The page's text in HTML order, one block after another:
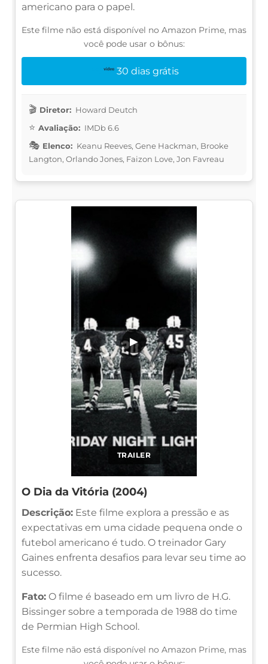
americano para o papel.
Este filme não está disponível no Amazon Prime, mas
você pode usar o bônus:
30 dias grátis
Diretor: Howard Deutch
Avaliação: IMDb 6.6
Elenco: Keanu Reeves, Gene Hackman, Brooke
Langton, Orlando Jones, Faizon Love, Jon Favreau
TRAILER
▶
O Dia da Vitória (2004)
Descrição: Este filme explora a pressão e as
expectativas em uma cidade pequena onde o
futebol americano é tudo. O treinador Gary
Gaines enfrenta desafios para levar seu time ao
sucesso.
Fato: O filme é baseado em um livro de H.G.
Bissinger sobre a temporada de 1988 do time
de Permian High School.
Este filme não está disponível no Amazon Prime, mas